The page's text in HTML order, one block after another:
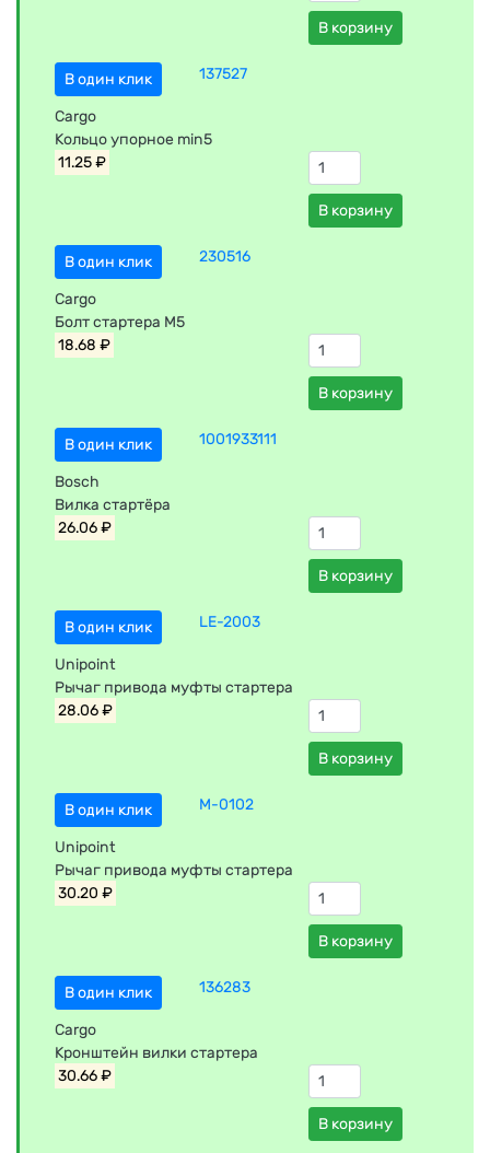
В корзину
В один клик 137527
Cargo
Кольцо упорное min5
11.25 ₽
В корзину
В один клик 230516
Cargo
Болт стартера М5
18.68 ₽
В корзину
В один клик 1001933111
Bosch
Вилка стартёра
26.06 ₽
В корзину
В один клик LE-2003
Unipoint
Рычаг привода муфты стартера
28.06 ₽
В корзину
В один клик M-0102
Unipoint
Рычаг привода муфты стартера
30.20 ₽
В корзину
В один клик 136283
Cargo
Кронштейн вилки стартера
30.66 ₽
В корзину